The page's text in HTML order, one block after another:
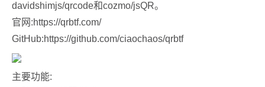
davidshimjs/qrcode和cozmo/jsQR。
官网:https://qrbtf.com/
GitHub:https://github.com/ciaochaos/qrbtf
主要功能: